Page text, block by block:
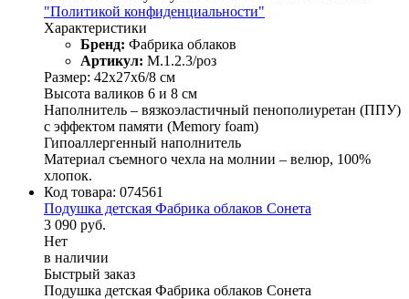
"Политикой конфиденциальности"
Характеристики
Бренд: Фабрика облаков
Артикул: М.1.2.3/роз
Размер: 42х27х6/8 см
Высота валиков 6 и 8 см
Наполнитель – вязкоэластичный пенополиуретан (ППУ)
с эффектом памяти (Memory foam)
Гипоаллергенный наполнитель
Материал съемного чехла на молнии – велюр, 100%
хлопок.
Код товара: 074561
Подушка детская Фабрика облаков Сонета
3 090 руб.
Нет
в наличии
Быстрый заказ
Подушка детская Фабрика облаков Сонета